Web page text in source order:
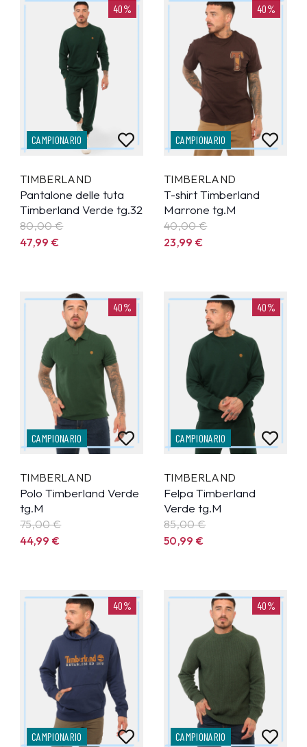
40%
CAMPIONARIO
TIMBERLAND
Pantalone delle tuta
Timberland Verde tg.32
80,00 €
47,99€
40%
CAMPIONARIO
TIMBERLAND
T-shirt Timberland
Marrone tg.M
40,00 €
23,99€
40%
CAMPIONARIO
TIMBERLAND
Polo Timberland Verde
tg.M
75,00 €
44,99€
40%
CAMPIONARIO
TIMBERLAND
Felpa Timberland
Verde tg.M
85,00 €
50,99€
40%
CAMPIONARIO
40%
CAMPIONARIO